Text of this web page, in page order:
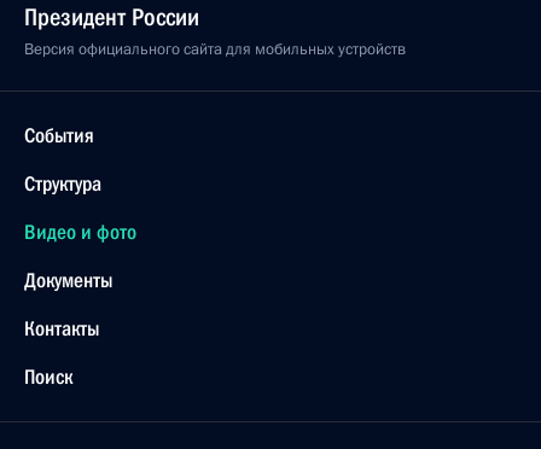
Президент России
Версия официального сайта для мобильных устройств
События
Структура
Видео и фото
Документы
Контакты
Поиск